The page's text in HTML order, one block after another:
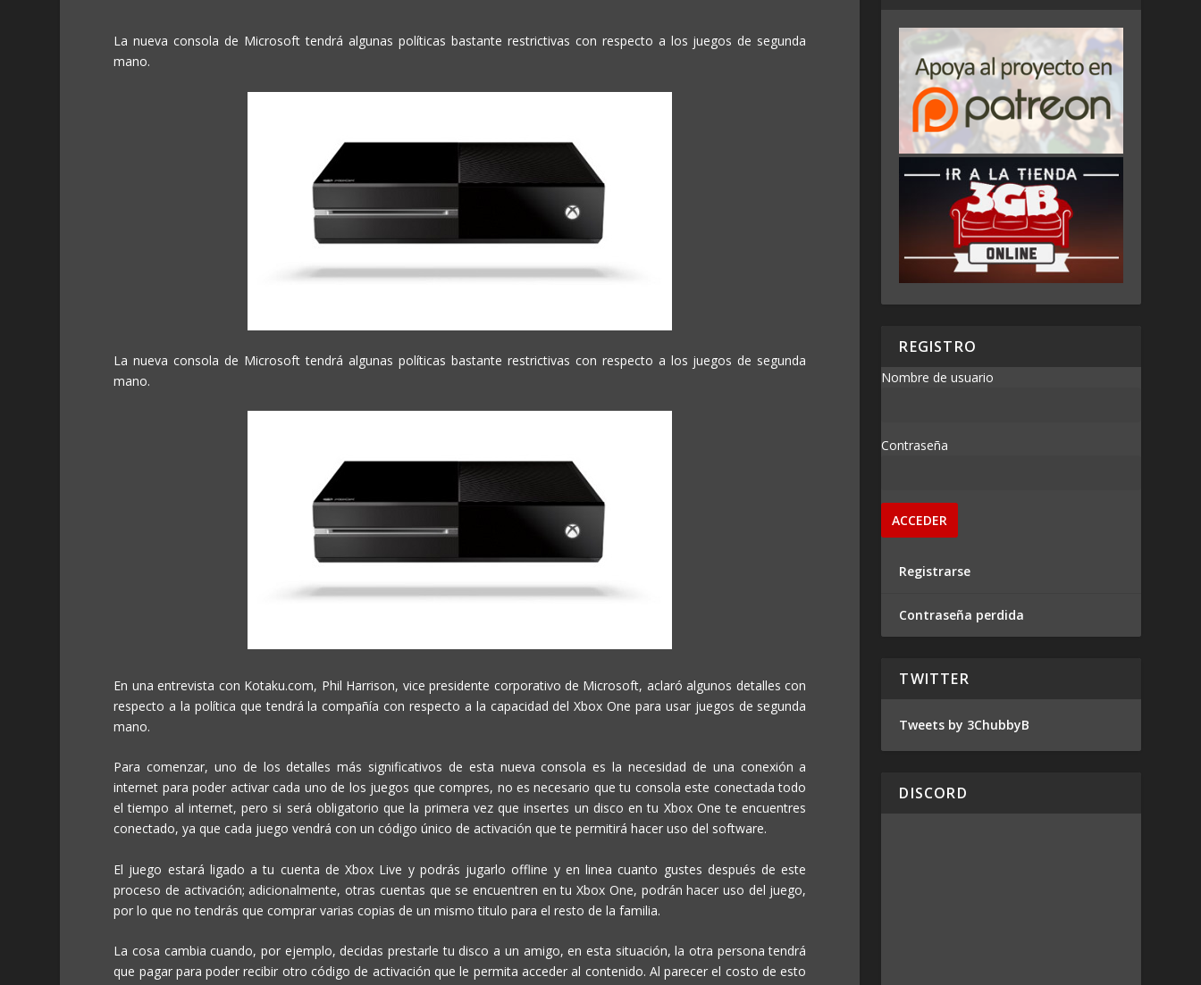
La nueva consola de Microsoft tendrá algunas políticas bastante restrictivas con respecto a los juegos de segunda
mano.
La nueva consola de Microsoft tendrá algunas políticas bastante restrictivas con respecto a los juegos de segunda
mano.
En una entrevista con Kotaku.com, Phil Harrison, vice presidente corporativo de Microsoft, aclaró algunos detalles con
respecto a la política que tendrá la compañía con respecto a la capacidad del Xbox One para usar juegos de segunda
mano.
Para comenzar, uno de los detalles más significativos de esta nueva consola es la necesidad de una conexión a
internet para poder activar cada uno de los juegos que compres, no es necesario que tu consola este conectada todo
el tiempo al internet, pero si será obligatorio que la primera vez que insertes un disco en tu Xbox One te encuentres
conectado, ya que cada juego vendrá con un código único de activación que te permitirá hacer uso del software.
El juego estará ligado a tu cuenta de Xbox Live y podrás jugarlo offline y en linea cuanto gustes después de este
proceso de activación; adicionalmente, otras cuentas que se encuentren en tu Xbox One, podrán hacer uso del juego,
por lo que no tendrás que comprar varias copias de un mismo titulo para el resto de la familia.
La cosa cambia cuando, por ejemplo, decidas prestarle tu disco a un amigo, en esta situación, la otra persona tendrá
que pagar para poder recibir otro código de activación que le permita acceder al contenido. Al parecer el costo de esto
REGISTRO
Nombre de usuario
Contraseña
Registrarse
Contraseña perdida
TWITTER
Tweets by 3ChubbyB
DISCORD